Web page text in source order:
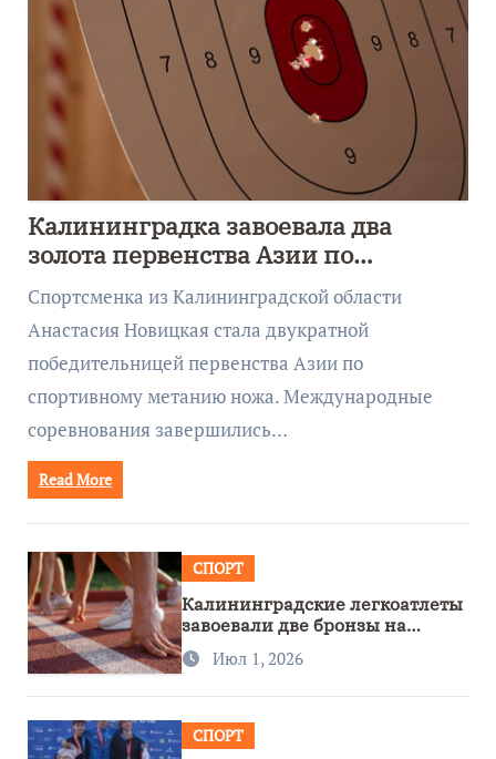
Калининградка завоевала два
золота первенства Азии по
метанию ножа
Спортсменка из Калининградской области
Анастасия Новицкая стала двукратной
победительницей первенства Азии по
спортивному метанию ножа. Международные
соревнования завершились…
Read More
СПОРТ
Калининградские легкоатлеты
завоевали две бронзы на
первенстве России
Июл 1, 2026
СПОРТ